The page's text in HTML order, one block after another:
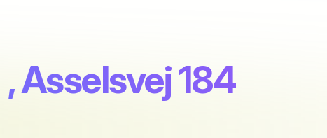
, Asselsvej 184